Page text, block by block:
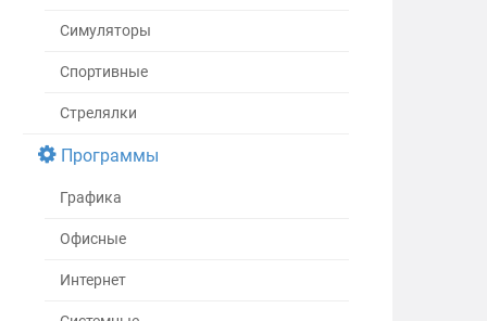
Симуляторы
Спортивные
Стрелялки
Программы
Графика
Офисные
Интернет